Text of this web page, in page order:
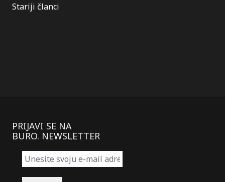
Kretanje
Stariji članci
PRIJAVI SE NA
BURO. NEWSLETTER